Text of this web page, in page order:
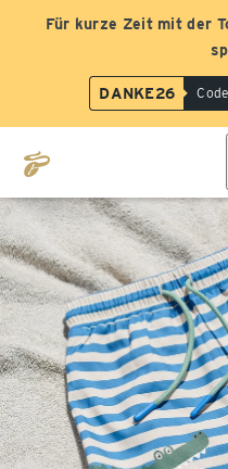
Für kurze Zeit mit der
DANKE26